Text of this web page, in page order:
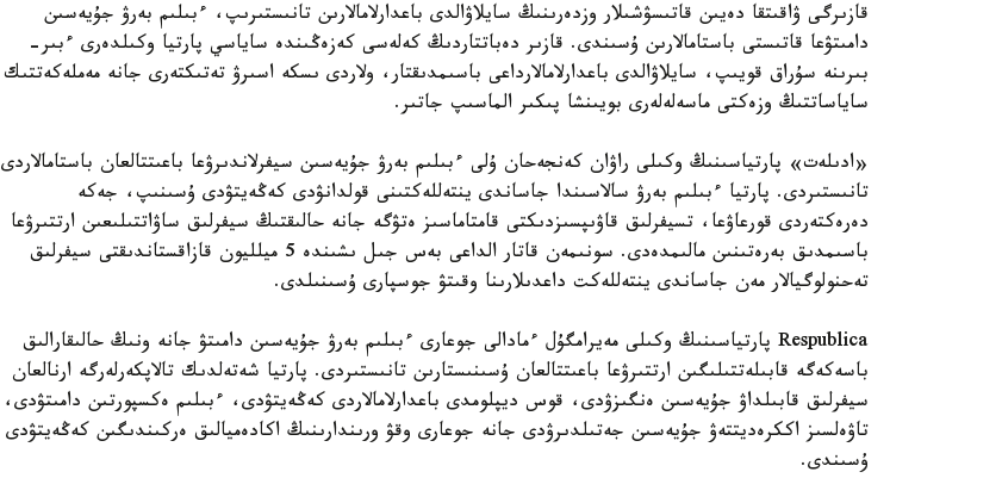
قازىرگى ۋاقىتقا دەيىن قاتىسۋشىلار وزدەرىنىڭ سايلاۋالدى باعدارلامالارىن تانىستىرىپ، ءبىلىم بەرۋ جۇيەسىن
دامىتۋعا قاتىستى باستامالارىن ۇسىندى. قازىر دەباتتاردىڭ كەلەسى كەزەڭىندە ساياسي پارتيا وكىلدەرى ءبىر-
بىرىنە سۇراق قويىپ، سايلاۋالدى باعدارلامالارداعى باسىمدىقتار، ولاردى ىسكە اسىرۋ تەتىكتەرى جانە مەملەكەتتىك
ساياساتتىڭ وزەكتى ماسەلەلەرى بويىنشا پىكىر الماسىپ جاتىر.
«ادىلەت» پارتياسىنىڭ وكىلى راۋان كەنجەحان ۇلى ءبىلىم بەرۋ جۇيەسىن سيفرلاندىرۋعا باعىتتالعان باستامالاردى
تانىستىردى. پارتيا ءبىلىم بەرۋ سالاسىندا جاساندى ينتەللەكتىنى قولدانۋدى كەڭەيتۋدى ۇسىنىپ، جەكە
دەرەكتەردى قورعاۋعا، تسيفرلىق قاۋىپسىزدىكتى قامتاماسىز ەتۋگە جانە حالىقتىڭ سيفرلىق ساۋاتتىلىعىن ارتتىرۋعا
باسىمدىق بەرەتىنىن مالىمدەدى. سونىمەن قاتار الداعى بەس جىل ىشىندە 5 ميلليون قازاقستاندىقتى سيفرلىق
تەحنولوگيالار مەن جاساندى ينتەللەكت داعدىلارىنا وقىتۋ جوسپارى ۇسىنىلدى.
Respublica پارتياسىنىڭ وكىلى مەيرامگۇل ءمادالى جوعارى ءبىلىم بەرۋ جۇيەسىن دامىتۋ جانە ونىڭ حالىقارالىق
باسەكەگە قابىلەتتىلىگىن ارتتىرۋعا باعىتتالعان ۇسىنىستارىن تانىستىردى. پارتيا شەتەلدىك تالاپكەرلەرگە ارنالعان
سيفرلىق قابىلداۋ جۇيەسىن ەنگىزۋدى، قوس ديپلومدى باعدارلامالاردى كەڭەيتۋدى، ءبىلىم ەكسپورتىن دامىتۋدى،
تاۋەلسىز اككرەديتتەۋ جۇيەسىن جەتىلدىرۋدى جانە جوعارى وقۋ ورىندارىنىڭ اكادەميالىق ەركىندىگىن كەڭەيتۋدى
ۇسىندى.